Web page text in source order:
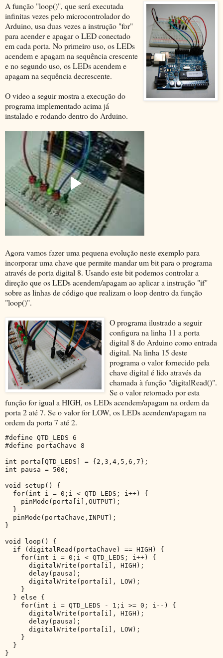
A função "loop()", que será executada
infinitas vezes pelo microcontrolador do
Arduino, usa duas vezes a instrução "for"
para acender e apagar o LED conectado
em cada porta. No primeiro uso, os LEDs
acendem e apagam na sequência crescente
e no segundo uso, os LEDs acendem e
apagam na sequência decrescente.
O video a seguir mostra a execução do
programa implementado acima já
instalado e rodando dentro do Arduino.
Agora vamos fazer uma pequena evolução neste exemplo para
incorporar uma chave que permite mandar um bit para o programa
através de porta digital 8. Usando este bit podemos controlar a
direção que os LEDs acendem/apagam ao aplicar a instrução "if"
sobre as linhas de código que realizam o loop dentro da função
"loop()".
O programa ilustrado a seguir
configura na linha 11 a porta
digital 8 do Arduino como entrada
digital. Na linha 15 deste
programa o valor fornecido pela
chave digital é lido através da
chamada à função "digitalRead()".
Se o valor retornado por esta
função for igual a HIGH, os LEDs acendem/apagam na ordem da
porta 2 até 7. Se o valor for LOW, os LEDs acendem/apagam na
ordem da porta 7 até 2.
#define QTD_LEDS 6
#define portaChave 8
int porta[QTD_LEDS] = {2,3,4,5,6,7};
int pausa = 500;
void setup() {
  for(int i = 0;i < QTD_LEDS; i++) {
    pinMode(porta[i],OUTPUT);
  }
  pinMode(portaChave,INPUT);
}
void loop() {
  if (digitalRead(portaChave) == HIGH) {
    for(int i = 0;i < QTD_LEDS; i++) {
      digitalWrite(porta[i], HIGH);
      delay(pausa);
      digitalWrite(porta[i], LOW);
    }
  } else {
    for(int i = QTD_LEDS - 1;i >= 0; i--) {
      digitalWrite(porta[i], HIGH);
      delay(pausa);
      digitalWrite(porta[i], LOW);
    }
  }
}